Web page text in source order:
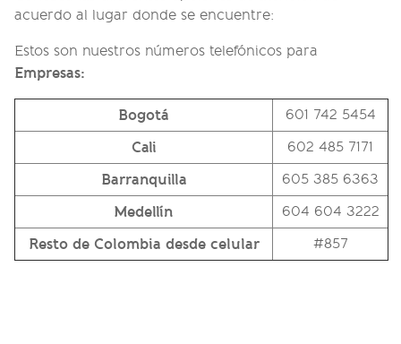
acuerdo al lugar donde se encuentre:
Estos son nuestros números telefónicos para
Empresas:
Bogotá
601 742 5454
Cali
602 485 7171
Barranquilla
605 385 6363
Medellín
604 604 3222
Resto de Colombia desde celular
#857